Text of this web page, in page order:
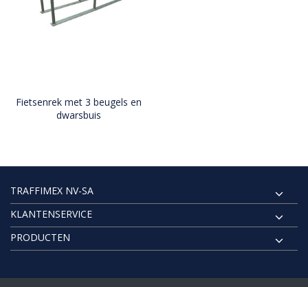
Fietsenrek met 3 beugels en
dwarsbuis
TRAFFIMEX NV-SA
KLANTENSERVICE
PRODUCTEN